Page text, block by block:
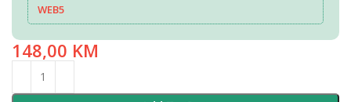
WEB5
148,00 KM